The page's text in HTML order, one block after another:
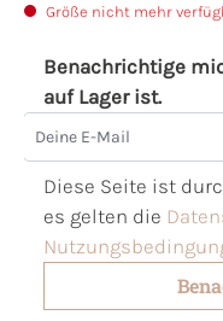
Größe nicht mehr
Benachrichtige
auf Lager ist.
Deine E-Mail
Diese Seite ist
es gelten die